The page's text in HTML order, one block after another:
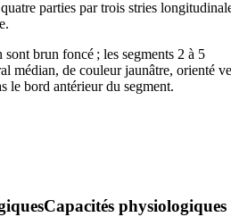
parties par trois stries
sont brun foncé ; les segments 2 à 5
médian, de couleur jaunâtre, orienté
le bord antérieur du segment.
Capacités physiologiques